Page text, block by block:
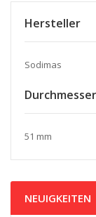
Hersteller
Sodimas
Durchmesser
51 mm
NEUIGKEITEN